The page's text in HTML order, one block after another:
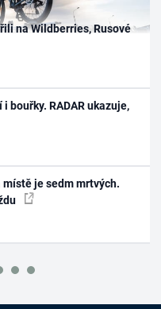
na Wildberries, Rusové
bouřky. RADAR ukazuje,
je sedm mrtvých.